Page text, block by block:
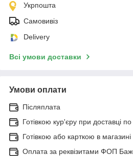
Укрпошта
Самовивіз
Delivery
Всі умови доставки
Умови оплати
Післяплата
Готівкою кур'єру при доставці по
Готівкою або карткою в
Оплата за реквізитами ФОП